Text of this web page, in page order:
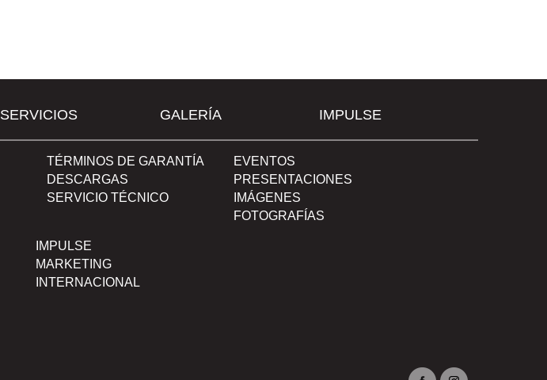
SERVICIOS GALERÍA IMPULSE
TÉRMINOS DE GARANTÍA
DESCARGAS
SERVICIO TÉCNICO
EVENTOS
PRESENTACIONES
IMÁGENES
FOTOGRAFÍAS
IMPULSE
MARKETING
INTERNACIONAL